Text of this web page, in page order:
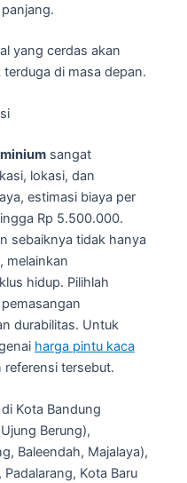
yang cerdas akan
di masa depan.
sangat
lokasi, dan
estimasi biaya per
Rp 5.500.000.
sebaiknya tidak hanya
melainkan
hidup. Pilihlah
durabilitas. Untuk
harga pintu kaca
referensi tersebut.
Kota Bandung
Berung),
Baleendah, Majalaya),
Kota Baru